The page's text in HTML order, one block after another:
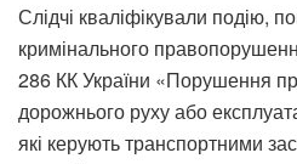
Слідчі кваліфікували подію,
кримінального
286 КК України «Порушення
дорожнього руху або
які керують транспортними